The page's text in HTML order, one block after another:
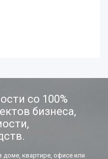
Доступно.
со 100%
бизнеса,
квартире, офисе или